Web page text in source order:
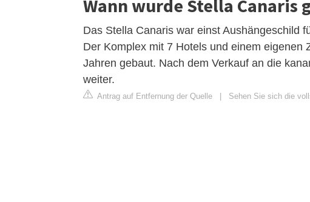
Wann wurde Stella Canaris
Das Stella Canaris war einst Aushängeschild
Der Komplex mit 7 Hotels und einem
Jahren gebaut. Nach dem Verkauf an die
weiter.
Antrag auf Entfernung der Quelle Sehen Sie sich die